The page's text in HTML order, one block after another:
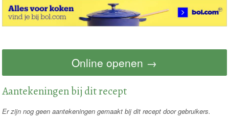
Online openen →
Aantekeningen bij dit recept
Er zijn nog geen aantekeningen gemaakt bij dit recept door gebruikers.